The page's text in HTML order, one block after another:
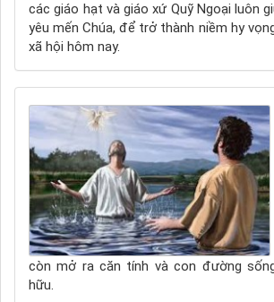
các giáo hạt và giáo xứ Quỹ Ngoại luôn
yêu mến Chúa, để trở thành niềm hy
xã hội hôm nay.
còn mở ra căn tính và con đường
hữu.